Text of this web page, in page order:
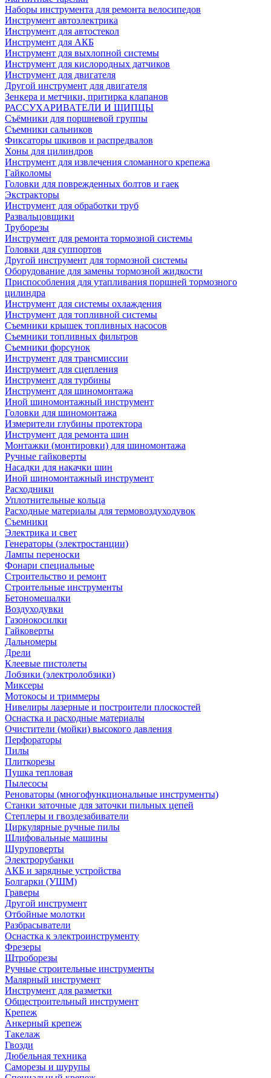
Наборы инструмента для ремонта велосипедов
Инструмент автоэлектрика
Инструмент для автостекол
Инструмент для АКБ
Инструмент для выхлопной системы
Инструмент для кислородных датчиков
Инструмент для двигателя
Другой инструмент для двигателя
Зенкера и метчики, притирка клапанов
РАССУХАРИВАТЕЛИ И ЩИПЦЫ
Съёмники для поршневой группы
Съемники сальников
Фиксаторы шкивов и распредвалов
Хоны для цилиндров
Инструмент для извлечения сломанного крепежа
Гайколомы
Головки для поврежденных болтов и гаек
Экстракторы
Инструмент для обработки труб
Развальцовщики
Труборезы
Инструмент для ремонта тормозной системы
Головки для суппортов
Другой инструмент для тормозной системы
Оборудование для замены тормозной жидкости
Приспособления для утапливания поршней тормозного
цилиндра
Инструмент для системы охлаждения
Инструмент для топливной системы
Съемники крышек топливных насосов
Съемники топливных фильтров
Съемники форсунок
Инструмент для трансмиссии
Инструмент для сцепления
Инструмент для турбины
Инструмент для шиномонтажа
Иной шиномонтажный инструмент
Головки для шиномонтажа
Измерители глубины протектора
Инструмент для ремонта шин
Монтажки (монтировки) для шиномонтажа
Ручные гайковерты
Насадки для накачки шин
Иной шиномонтажный инструмент
Расходники
Уплотнительные кольца
Расходные материалы для термовоздуходувок
Съемники
Электрика и свет
Генераторы (электростанции)
Лампы переноски
Фонари специальные
Строительство и ремонт
Строительные инструменты
Бетономешалки
Воздуходувки
Газонокосилки
Гайковерты
Дальномеры
Дрели
Клеевые пистолеты
Лобзики (электролобзики)
Миксеры
Мотокосы и триммеры
Нивелиры лазерные и построители плоскостей
Оснастка и расходные материалы
Очистители (мойки) высокого давления
Перфораторы
Пилы
Плиткорезы
Пушка тепловая
Пылесосы
Реноваторы (многофункциональные инструменты)
Станки заточные для заточки пильных цепей
Степлеры и гвоздезабиватели
Циркулярные ручные пилы
Шлифовальные машины
Шуруповерты
Электрорубанки
АКБ и зарядные устройства
Болгарки (УШМ)
Граверы
Другой инструмент
Отбойные молотки
Разбрасыватели
Оснастка к электроинструменту
Фрезеры
Штроборезы
Ручные строительные инструменты
Малярный инструмент
Инструмент для разметки
Общестроительный инструмент
Крепеж
Анкерный крепеж
Такелаж
Гвозди
Дюбельная техника
Саморезы и шурупы